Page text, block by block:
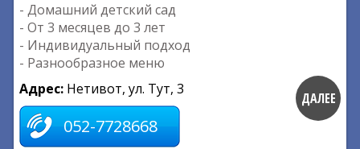
- Домашний детский сад
- От 3 месяцев до 3 лет
- Индивидуальный подход
- Разнообразное меню
Адрес: Нетивот, ул. Тут, 3
052-7728668
ДАЛЕЕ